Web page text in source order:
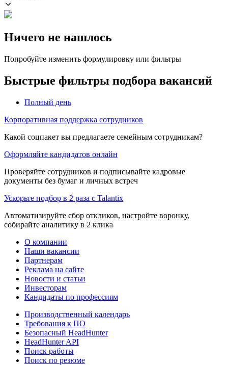
Ничего не нашлось
Попробуйте изменить формулировку или фильтры
Быстрые фильтры подбора вакансий
Полный день
Корпоративная поддержка сотрудников
Какой соцпакет вы предлагаете семейным сотрудникам?
Оформляйте кандидатов онлайн
Проверяйте сотрудников и подписывайте кадровые
документы без бумаг и личных встреч
Ускорьте подбор в 2 раза с Talantix
Автоматизируйте сбор откликов, настройте воронку,
собирайте аналитику в 2 клика
О компании
Наши вакансии
Партнерам
Реклама на сайте
Новости и статьи
Инвесторам
Кандидаты по профессиям
Производственный календарь
Требования к ПО
Безопасный HeadHunter
HeadHunter API
Поиск работы
Поиск по резюме